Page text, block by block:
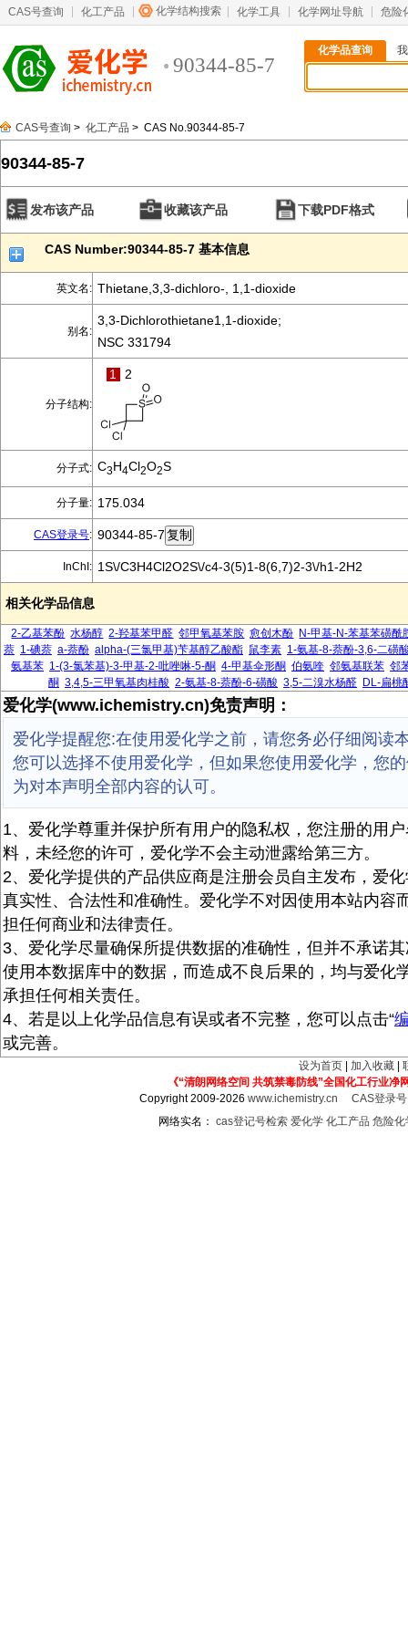
CAS号查询 化工产品 化学结构搜索 化学工具 化学网址导航 危险
90344-85-7
化学品查询
CAS号查询 > 化工产品 > CAS No.90344-85-7
90344-85-7
发布该产品 收藏该产品 下载PDF格式
CAS Number:90344-85-7 基本信息
英文名: Thietane,3,3-dichloro-, 1,1-dioxide
别名:
3,3-Dichlorothietane1,1-dioxide;
NSC 331794
分子结构:
1 2
分子式: C3H4Cl2O2S
分子量: 175.034
CAS登录号: 90344-85-7
InChI: 1S\/C3H4Cl2O2S\/c4-3(5)1-8(6,7)2-3\/h1-2H2
相关化学品信息
2-乙基苯酚 水杨醇 2-羟基苯甲醛 邻甲氧基苯胺 愈创木酚 N-甲基-N-苯基苯磺酰
萘 1-碘萘 a-萘酚 alpha-(三氯甲基)苄基醇乙酸酯 鼠李素 1-氨基-8-萘酚-3,6-二磺
氨基苯 1-(3-氯苯基)-3-甲基-2-吡唑啉-5-酮 4-甲基伞形酮 伯氨喹 邻氨基联苯 邻
酮 3,4,5-三甲氧基肉桂酸 2-氨基-8-萘酚-6-磺酸 3,5-二溴水杨醛 DL-扁桃
爱化学(www.ichemistry.cn)免责声明：
爱化学提醒您:在使用爱化学之前，请您务必仔细阅读
您可以选择不使用爱化学，但如果您使用爱化学，您
为对本声明全部内容的认可。
1、爱化学尊重并保护所有用户的隐私权，您注册的用
料，未经您的许可，爱化学不会主动泄露给第三方。
2、爱化学提供的产品供应商是注册会员自主发布，爱
真实性、合法性和准确性。爱化学不对因使用本站内容
担任何商业和法律责任。
3、爱化学尽量确保所提供数据的准确性，但并不承诺
使用本数据库中的数据，而造成不良后果的，均与爱化
承担任何相关责任。
4、若是以上化学品信息有误或者不完整，您可以点击“
或完善。
设为首页 加入收藏
《“清朗网络空间 共筑禁毒防线”全国化工行业净
Copyright 2009-2026www.ichemistry.cn
CAS登录
网络实名： cas登记号检索 爱化学 化工产品 危险化